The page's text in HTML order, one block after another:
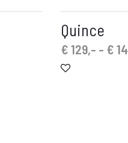
Quince
€129,- - €